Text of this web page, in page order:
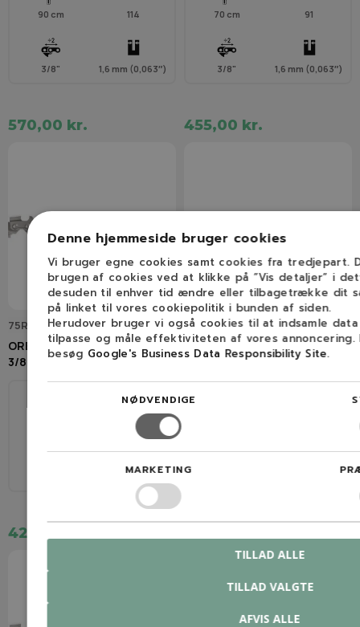
90 cm 114
3/8" 1,6 mm (0,063″)
570,00 kr.
70 cm 91
3/8" 1,6 mm (0,063″)
455,00 kr.
75RD084E
OREGON 75RD Kløvekæde
3/8" / 1,6 mm / 84 led
84
1,6 mm (0,063″)
420,00 kr.
75RD077E
OREGON 75RD Kløvekæde
3/8" / 1,6 mm / 77 led
1,6 mm (0,063″)
Denne hjemmeside bruger cookies
Vi bruger egne cookies samt cookies fra tredjepart.
brugen af cookies ved at klikke på ”Vis detaljer” i
desuden til enhver tid ændre eller tilbagetrække dit
på linket til vores cookiepolitik i bunden af siden.
Herudover bruger vi også cookies til at indsamle
tilpasse og måle effektiviteten af vores annoncering.
besøg Google's Business Data Responsibility Site.
NØDVENDIGE
MARKETING
TILLAD VALGTE
TILLAD ALLE
AFVIS ALLE